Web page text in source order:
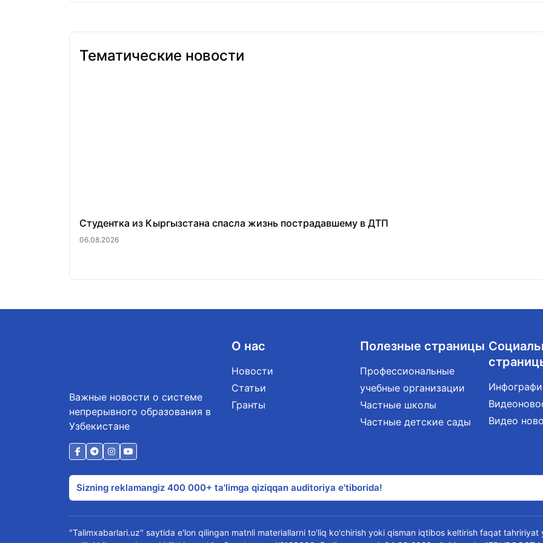
Тематические новости
Студентка из Кыргызстана спасла жизнь пострадавшему в ДТП
06.08.2026
Важные новости о системе
непрерывного образования в
Узбекистане
О нас
Новости
Статьи
Гранты
Полезные страницы
Профессиональные
учебные организации
Частные школы
Частные детские сады
Видео
Sizning reklamangiz 400 000+ ta'limga qiziqqan auditoriya e'tiborida!
"Talimxabarlari.uz" saytida e'lon qilingan matnli materiallarni to'liq ko'chirish yoki qisman iqtibos keltirish faqat tahririyat